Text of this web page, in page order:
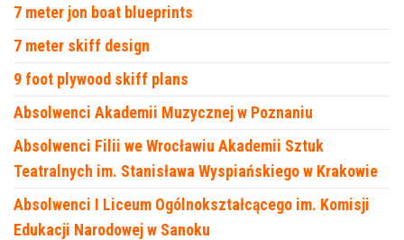
7 meter jon boat blueprints
7 meter skiff design
9 foot plywood skiff plans
Absolwenci Akademii Muzycznej w Poznaniu
Absolwenci Filii we Wrocławiu Akademii Sztuk
Teatralnych im. Stanisława Wyspiańskiego w Krakowie
Absolwenci I Liceum Ogólnokształcącego im. Komisji
Edukacji Narodowej w Sanoku